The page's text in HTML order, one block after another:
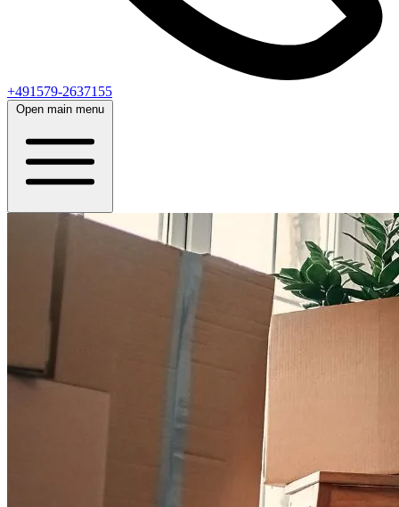
+491579-2637155
Open main menu